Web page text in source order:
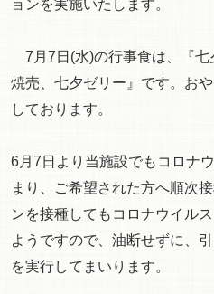
ョンを実施いたします。
7月7日(水)の行事食は、『七
焼売、七夕ゼリー』です。お
しております。
6月7日より当施設でもコロナ
まり、ご希望された方へ順次
ンを接種してもコロナウイル
ようですので、油断せずに、
を実行してまいります。